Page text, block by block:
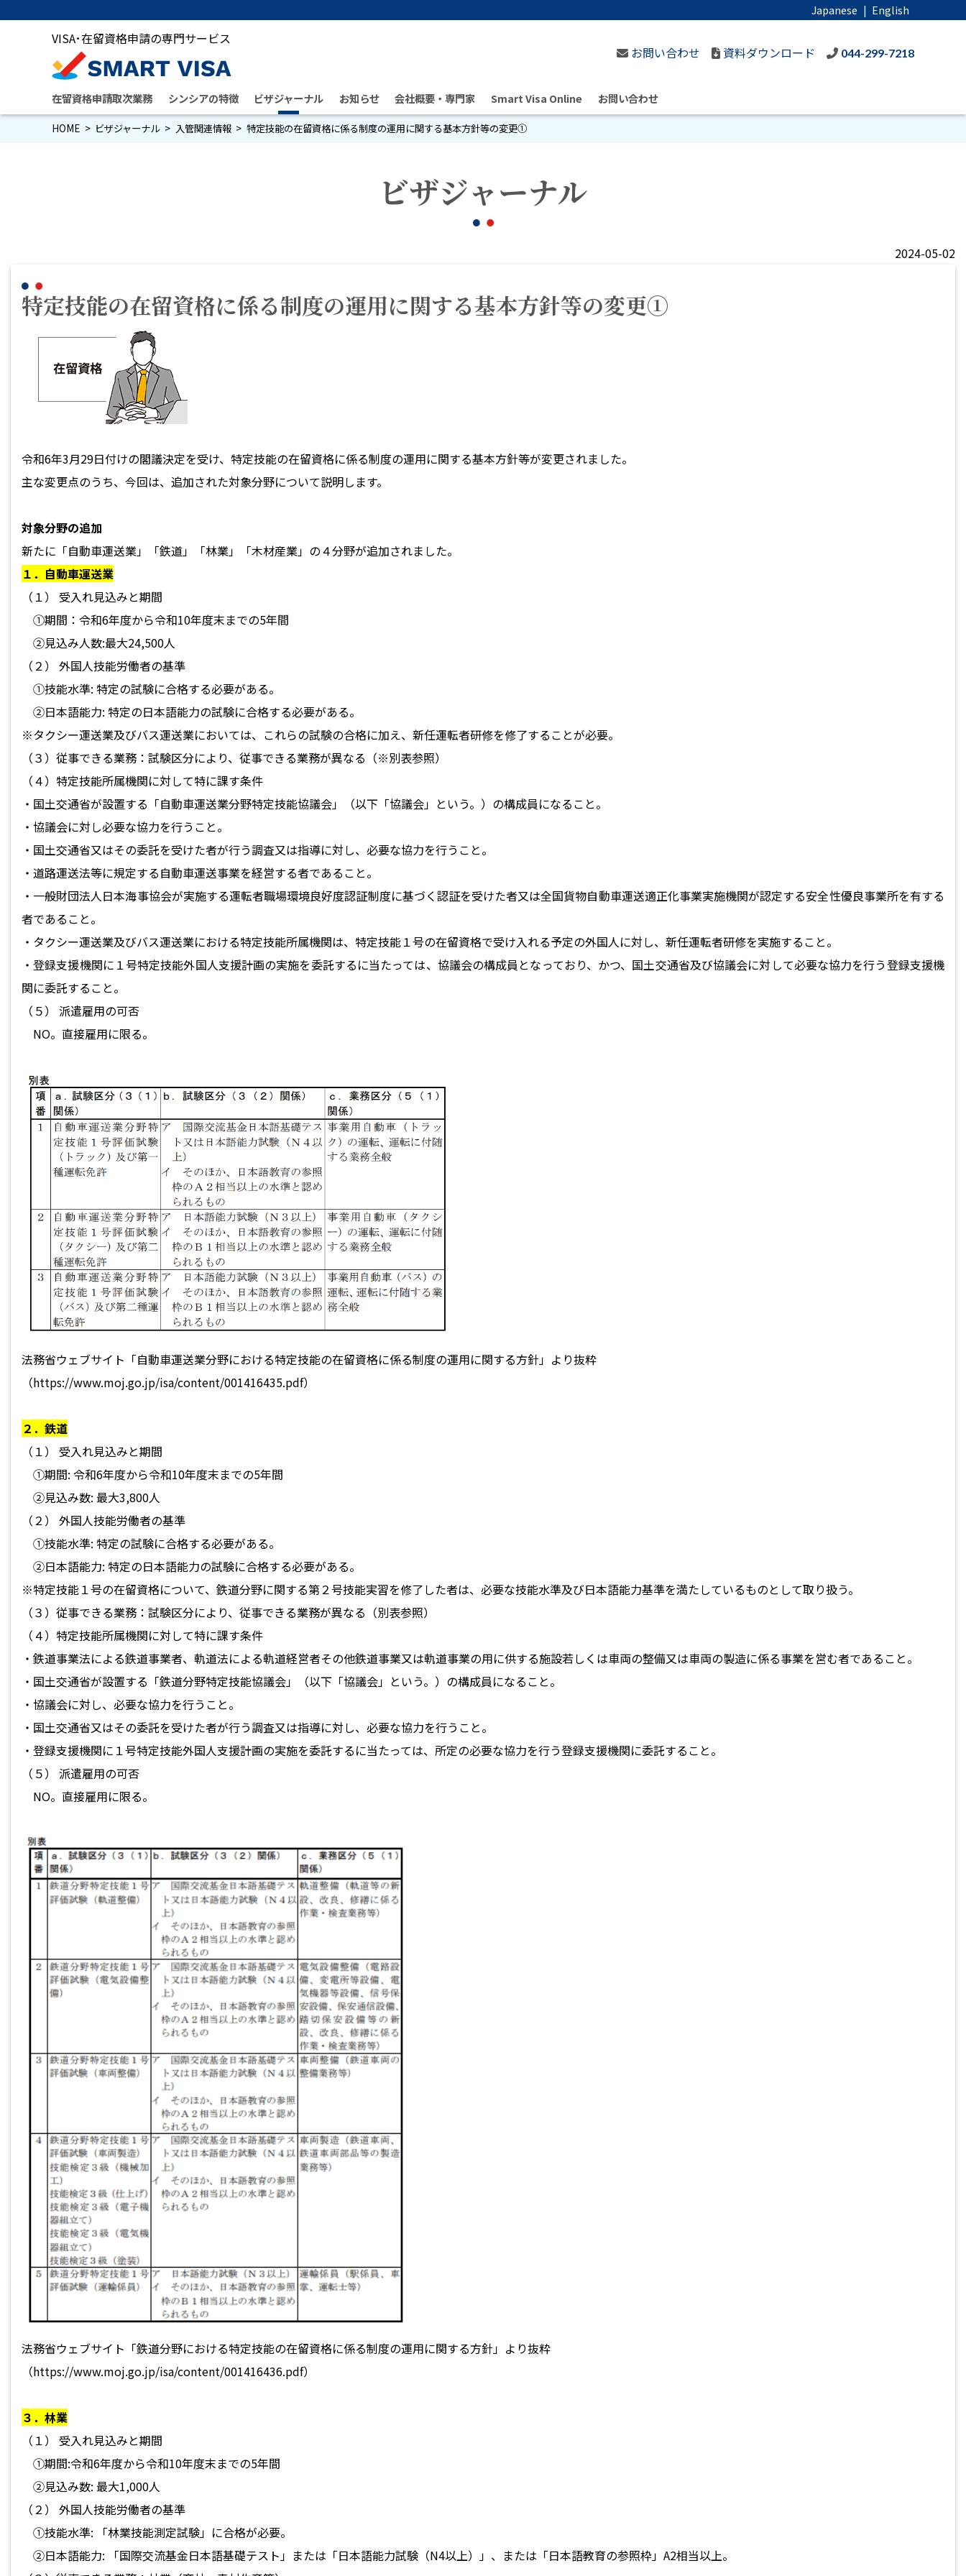
VISA･在留資格申請の専門サービス
お問い合わせ
資料ダウンロード 044-299-7218
在留資格申請取次業務 シンシアの特徴 ビザジャーナル お知らせ 会社概要・専門家 Smart Visa Online お問い合わせ
Japanese | English
HOME ビザジャーナル 入管関連情報 特定技能の在留資格に係る制度の運用に関する基本方針等の変更①
ビザジャーナル
2024-05-02
特定技能の在留資格に係る制度の運用に関する基本方針等の変更①
令和6年3月29日付けの閣議決定を受け、特定技能の在留資格に係る制度の運用に関する基本方針等が変更されました。
主な変更点のうち、今回は、追加された対象分野について説明します。
対象分野の追加
新たに「自動車運送業」「鉄道」「林業」「木材産業」の４分野が追加されました。
１．自動車運送業
（１） 受入れ見込みと期間
①期間：令和6年度から令和10年度末までの5年間
②見込み人数:最大24,500人
（２） 外国人技能労働者の基準
①技能水準: 特定の試験に合格する必要がある。
②日本語能力: 特定の日本語能力の試験に合格する必要がある。
※タクシー運送業及びバス運送業においては、これらの試験の合格に加え、新任運転者研修を修了することが必要。
（３）従事できる業務：試験区分により、従事できる業務が異なる（※別表参照）
（４）特定技能所属機関に対して特に課す条件
・国土交通省が設置する「自動車運送業分野特定技能協議会」（以下「協議会」という。）の構成員になること。
・協議会に対し必要な協力を行うこと。
・国土交通省又はその委託を受けた者が行う調査又は指導に対し、必要な協力を行うこと。
・道路運送法等に規定する自動車運送事業を経営する者であること。
・一般財団法人日本海事協会が実施する運転者職場環境良好度認証制度に基づく認証を受けた者又は全国貨物自動車運送適正化事業実施機関が認定する安全性優良事業所を有する
者であること。
・タクシー運送業及びバス運送業における特定技能所属機関は、特定技能１号の在留資格で受け入れる予定の外国人に対し、新任運転者研修を実施すること。
・登録支援機関に１号特定技能外国人支援計画の実施を委託するに当たっては、協議会の構成員となっており、かつ、国土交通省及び協議会に対して必要な協力を行う登録支援機
関に委託すること。
（５） 派遣雇用の可否
NO。直接雇用に限る。
法務省ウェブサイト「自動車運送業分野における特定技能の在留資格に係る制度の運用に関する方針」より抜粋
（https://www.moj.go.jp/isa/content/001416435.pdf）
２．鉄道
（１） 受入れ見込みと期間
①期間: 令和6年度から令和10年度末までの5年間
②見込み数: 最大3,800人
（２） 外国人技能労働者の基準
①技能水準: 特定の試験に合格する必要がある。
②日本語能力: 特定の日本語能力の試験に合格する必要がある。
※特定技能１号の在留資格について、鉄道分野に関する第２号技能実習を修了した者は、必要な技能水準及び日本語能力基準を満たしているものとして取り扱う。
（３）従事できる業務：試験区分により、従事できる業務が異なる（別表参照）
（４）特定技能所属機関に対して特に課す条件
・鉄道事業法による鉄道事業者、軌道法による軌道経営者その他鉄道事業又は軌道事業の用に供する施設若しくは車両の整備又は車両の製造に係る事業を営む者であること。
・国土交通省が設置する「鉄道分野特定技能協議会」（以下「協議会」という。）の構成員になること。
・協議会に対し、必要な協力を行うこと。
・国土交通省又はその委託を受けた者が行う調査又は指導に対し、必要な協力を行うこと。
・登録支援機関に１号特定技能外国人支援計画の実施を委託するに当たっては、所定の必要な協力を行う登録支援機関に委託すること。
（５） 派遣雇用の可否
NO。直接雇用に限る。
法務省ウェブサイト「鉄道分野における特定技能の在留資格に係る制度の運用に関する方針」より抜粋
（https://www.moj.go.jp/isa/content/001416436.pdf）
３．林業
（１） 受入れ見込みと期間
①期間:令和6年度から令和10年度末までの5年間
②見込み数: 最大1,000人
（２） 外国人技能労働者の基準
①技能水準: 「林業技能測定試験」に合格が必要。
②日本語能力: 「国際交流基金日本語基礎テスト」または「日本語能力試験（N4以上）」、または「日本語教育の参照枠」A2相当以上。